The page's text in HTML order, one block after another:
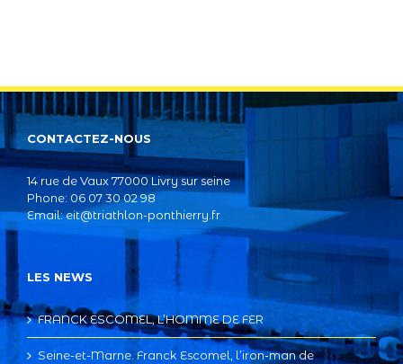
CONTACTEZ-NOUS
14 rue de Vaux 77000 Livry sur seine
Phone: 06 07 30 02 98
Email:eit@triathlon-ponthierry.fr
LES NEWS
FRANCK ESCOMEL, L’HOMME DE FER
Seine-et-Marne. Franck Escomel, l’iron-man de